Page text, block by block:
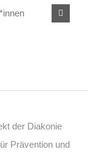
der Diakonie
Prävention und